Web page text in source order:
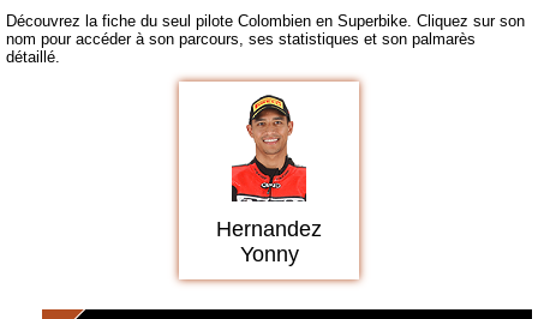
Découvrez la fiche du seul pilote Colombien en Superbike. Cliquez sur son
nom pour accéder à son parcours, ses statistiques et son palmarès
détaillé.
Hernandez
Yonny